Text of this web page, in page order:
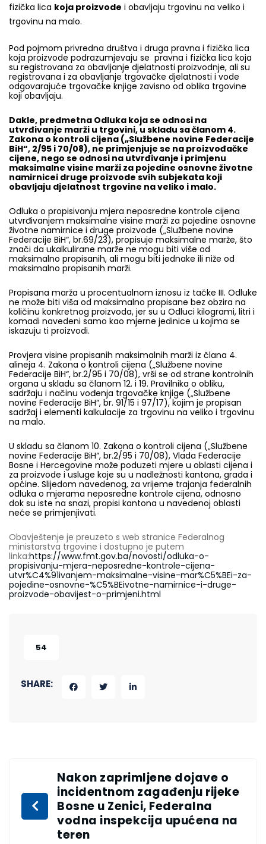
fizička lica koja proizvode i obavljaju trgovinu na veliko i
trgovinu na malo.
Pod pojmom privredna društva i druga pravna i fizička lica
koja proizvode podrazumjevaju se pravna i fizička lica koja
su registrovana za obavljanje djelatnosti proizvodnje, ali su
registrovana i za obavljanje trgovačke djelatnosti i vode
odgovarajuće trgovačke knjige zavisno od oblika trgovine
koji obavljaju.
Dakle, predmetna Odluka koja se odnosi na
utvrđivanje marži u trgovini, u skladu sa članom 4.
Zakona o kontroli cijena („Službene novine Federacije
BiH“, 2/95 i 70/08), ne primjenjuje se na proizvođačke
cijene, nego se odnosi na utvrđivanje i primjenu
maksimalne visine marži za pojedine osnovne životne
namirnicei druge proizvode svih subjekata koji
obavljaju djelatnost trgovine na veliko i malo.
Odluka o propisivanju mjera neposredne kontrole cijena
utvrđivanjem maksimalne visine marži za pojedine osnovne
životne namirnice i druge proizvode („Službene novine
Federacije BiH“, br.69/23), propisuje maksimalne marže, što
znači da ukalkulirane marže ne mogu biti više od
maksimalno propisanih, ali mogu biti jednake ili niže od
maksimalno propisanih marži.
Propisana marža u procentualnom iznosu iz tačke III. Odluke
ne može biti viša od maksimalno propisane bez obzira na
količinu konkretnog proizvoda, jer su u Odluci kilogrami, litri i
komadi navedeni samo kao mjerne jedinice u kojima se
iskazuju ti proizvodi.
Provjera visine propisanih maksimalnih marži iz člana 4.
alineja 4. Zakona o kontroli cijena („Službene novine
Federacije BiH“, br.2/95 i 70/08), vrši se od strane kontrolnih
organa u skladu sa članom 12. i 19. Pravilnika o obliku,
sadržaju i načinu vođenja trgovačke knjige („Službene
novine Federacije BiH“, br. 91/15 i 97/17), kojim je propisan
sadržaj i elementi kalkulacije za trgovinu na veliko i trgovinu
na malo.
U skladu sa članom 10. Zakona o kontroli cijena („Službene
novine Federacije BiH“, br.2/95 i 70/08), Vlada Federacije
Bosne i Hercegovine može poduzeti mjere u oblasti cijena i
za proizvode i usluge koje su u nadležnosti kantona, grada i
općine. Slijedom navedenog, za vrijeme trajanja federalnih
odluka o mjerama neposredne kontrole cijena, odnosno
dok su iste na snazi, propisi kantona u navedenoj oblasti
neće se primjenjivati.
Obavještenje je preuzeto s web stranice Federalnog
ministarstva trgovine i dostupno je putem
linka:https://www.fmt.gov.ba/novosti/odluka-o-
propisivanju-mjera-neposredne-kontrole-cijena-
utvr%C4%91ivanjem-maksimalne-visine-mar%C5%BEi-za-
pojedine-osnovne-%C5%BEivotne-namirnice-i-druge-
proizvode-obavijest-o-primjeni.html
54
SHARE:
Nakon zaprimljene dojave o
incidentnom zagađenju rijeke
Bosne u Zenici, Federalna
vodna inspekcija upućena na
teren